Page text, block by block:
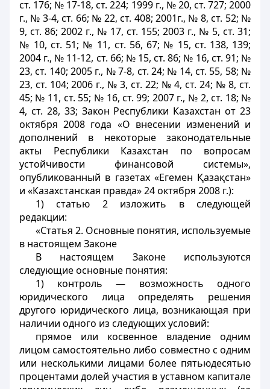
ст. 176; № 17-18, ст. 224; 1999 г., № 20, ст. 727; 2000
г., № 3-4, ст. 66; № 22, ст. 408; 2001г., № 8, ст. 52; №
9, ст. 86; 2002 г., № 17, ст. 155; 2003 г., № 5, ст. 31;
№ 10, ст. 51; № 11, ст. 56, 67; № 15, ст. 138, 139;
2004 г., № 11-12, ст. 66; № 15, ст. 86; № 16, ст. 91; №
23, ст. 140; 2005 г., № 7-8, ст. 24; № 14, ст. 55, 58; №
23, ст. 104; 2006 г., № 3, ст. 22; № 4, ст. 24; № 8, ст.
45; № 11, ст. 55; № 16, ст. 99; 2007 г., № 2, ст. 18; №
4, ст. 28, 33; Закон Республики Казахстан от 23
октября 2008 года «О внесении изменений и
дополнений в некоторые законодательные
акты Республики Казахстан по вопросам
устойчивости финансовой системы»,
опубликованный в газетах «Егемен Қазақстан»
и «Казахстанская правда» 24 октября 2008 г.):
1) статью 2 изложить в следующей
редакции:
«Статья 2. Основные понятия, используемые
в настоящем Законе
В настоящем Законе используются
следующие основные понятия:
1) контроль — возможность одного
юридического лица определять решения
другого юридического лица, возникающая при
наличии одного из следующих условий:
прямое или косвенное владение одним
лицом самостоятельно либо совместно с одним
или несколькими лицами более пятьюдесятью
процентами долей участия в уставном капитале